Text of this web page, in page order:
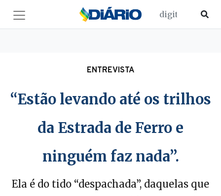
ENTREVISTA
“Estão levando até os trilhos
da Estrada de Ferro e
ninguém faz nada”.
Ela é do tido “despachada”, daquelas que